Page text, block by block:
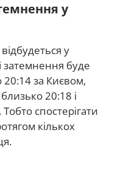
у
у
затемнення буде
20:14 за Києвом,
20:18 і
спостерігати
кількох